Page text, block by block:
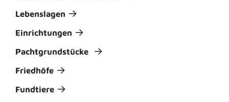
Lebenslagen
Einrichtungen
Pachtgrundstücke
Friedhöfe
Fundtiere